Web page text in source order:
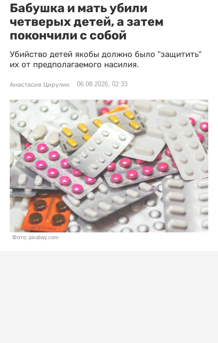
Бабушка и мать убили
четверых детей, а затем
покончили с собой
Убийство детей якобы должно было "защитить"
их от предполагаемого насилия.
Анастасия Цирулик 06.08.2026, 02:33
Фото: pixabay.com